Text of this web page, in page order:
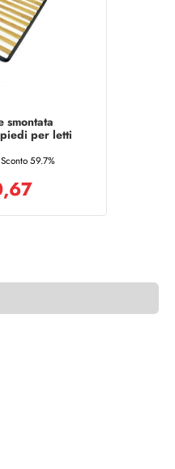
smontata
per letti
Sconto 59.7%